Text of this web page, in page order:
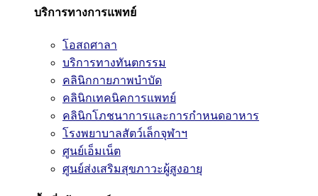
บริการทางการแพทย์
โอสถศาลา
บริการทางทันตกรรม
คลินิกกายภาพบำบัด
คลินิกเทคนิคการแพทย์
คลินิกโภชนาการและการกำหนดอาหาร
โรงพยาบาลสัตว์เล็กจุฬาฯ
ศูนย์เอ็มเน็ต
ศูนย์ส่งเสริมสุขภาวะผู้สูงอายุ